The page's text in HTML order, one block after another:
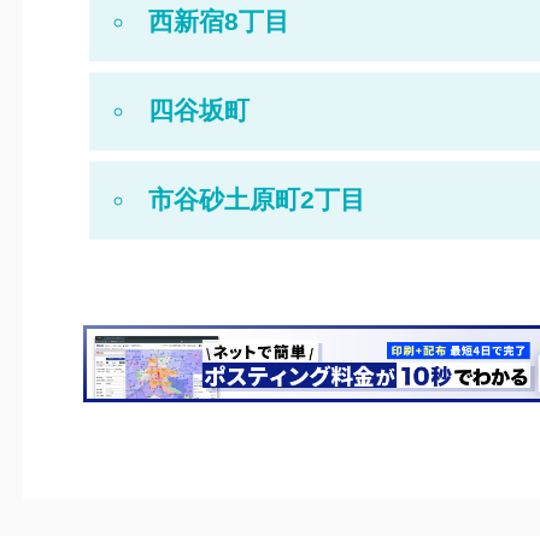
西新宿8丁目
四谷坂町
市谷砂土原町2丁目